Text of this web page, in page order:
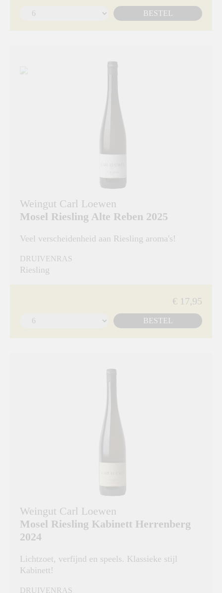
BESTEL
Weingut Carl Loewen
Mosel Riesling Alte Reben 2025
Veel verscheidenheid aan Riesling aroma's!
DRUIVENRAS
Riesling
€ 17,95
BESTEL
Weingut Carl Loewen
Mosel Riesling Kabinett Herrenberg
2024
Lichtzoet, verfijnd en speels. Klassieke stijl
Kabinett!
DRUIVENRAS